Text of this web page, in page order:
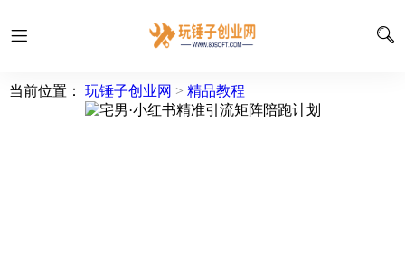
当前位置： 玩锤子创业网 > 精品教程